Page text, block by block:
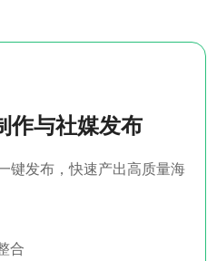
作与社媒发布
键发布，快速产出高质量海
合